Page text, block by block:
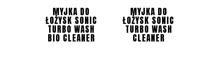
MYJKA DO
ŁOŻYSK SONIC
TURBO WASH
BIO CLEANER
MYJKA DO
ŁOŻYSK SONIC
TURBO WASH
CLEANER